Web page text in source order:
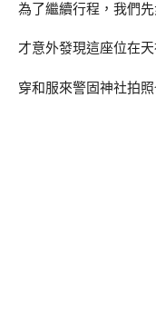
為了繼續行程，我們
才意外發現這座位在
穿和服來警固神社拍